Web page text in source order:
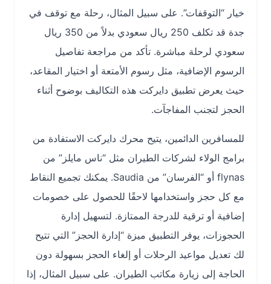
خيار “التوقفات”. على سبيل المثال، رحلة مع توقف في
جدة قد تكلف 250 ريال سعودي بدلاً من 350 ريال
سعودي لرحلة مباشرة. تأكد من مراجعة تفاصيل
الرسوم الإضافية، مثل رسوم الأمتعة أو اختيار المقاعد،
حيث يعرض تطبيق دايركت هذه التكاليف بوضوح أثناء
الحجز لتجنب المفاجآت.
للمسافرين الدائمين، يتيح محرك دايركت الاستفادة من
برامج الولاء لشركات الطيران مثل “ناس مايلز” من
flynas أو “الفرسان” من Saudia. يمكنك تجميع النقاط
مع كل حجز واستخدامها لاحقًا للحصول على خصومات
إضافية أو ترقية للدرجة الممتازة. لتسهيل إدارة
الحجوزات، يوفر التطبيق ميزة “إدارة الحجز” التي تتيح
لك تعديل مواعيد الرحلات أو إلغاء الحجز بسهولة دون
الحاجة إلى زيارة مكاتب الطيران. على سبيل المثال، إذا